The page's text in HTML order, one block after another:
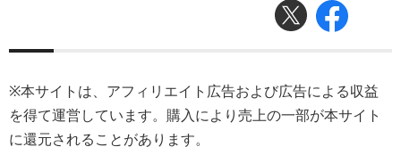
※本サイトは、アフィリエイト広告および広告による収益
を得て運営しています。購入により売上の一部が本サイト
に還元されることがあります。